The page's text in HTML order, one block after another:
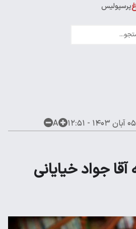
پرسپولیس
لیگ قهرمانان
۰۵ آبان ۱۴۰۳ - ۱۲:۵۱ A
جواد خیایانی